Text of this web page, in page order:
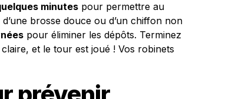
minutes pour permettre au
brosse douce ou d’un chiffon non
pour éliminer les dépôts. Terminez
et le tour est joué ! Vos robinets